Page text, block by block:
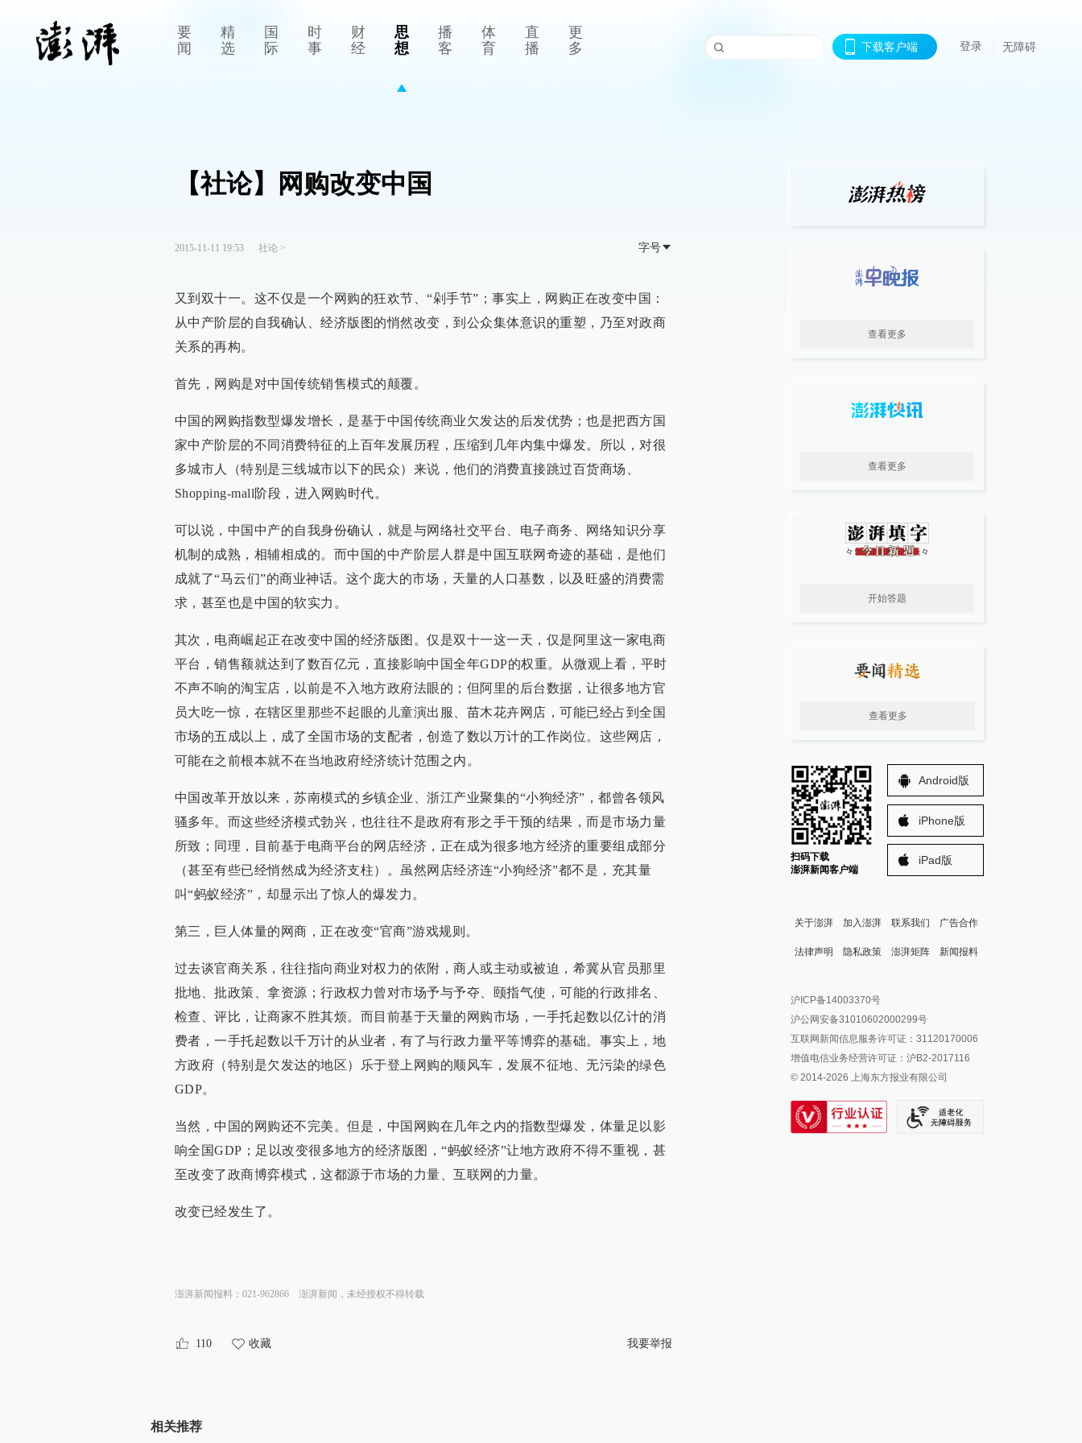
要
闻
精
选
国
际
时
事
财
经
思
想
播
客
体
育
直
播
更
多
下载客户端 登录 无障碍
【社论】网购改变中国
2015-11-11 19:53 社论 > 字号
又到双十一。这不仅是一个网购的狂欢节、“剁手节”；事实上，网购正在改变中国：
从中产阶层的自我确认、经济版图的悄然改变，到公众集体意识的重塑，乃至对政商
关系的再构。
首先，网购是对中国传统销售模式的颠覆。
中国的网购指数型爆发增长，是基于中国传统商业欠发达的后发优势；也是把西方国
家中产阶层的不同消费特征的上百年发展历程，压缩到几年内集中爆发。所以，对很
多城市人（特别是三线城市以下的民众）来说，他们的消费直接跳过百货商场、
Shopping-mall阶段，进入网购时代。
可以说，中国中产的自我身份确认，就是与网络社交平台、电子商务、网络知识分享
机制的成熟，相辅相成的。而中国的中产阶层人群是中国互联网奇迹的基础，是他们
成就了“马云们”的商业神话。这个庞大的市场，天量的人口基数，以及旺盛的消费需
求，甚至也是中国的软实力。
其次，电商崛起正在改变中国的经济版图。仅是双十一这一天，仅是阿里这一家电商
平台，销售额就达到了数百亿元，直接影响中国全年GDP的权重。从微观上看，平时
不声不响的淘宝店，以前是不入地方政府法眼的；但阿里的后台数据，让很多地方官
员大吃一惊，在辖区里那些不起眼的儿童演出服、苗木花卉网店，可能已经占到全国
市场的五成以上，成了全国市场的支配者，创造了数以万计的工作岗位。这些网店，
可能在之前根本就不在当地政府经济统计范围之内。
中国改革开放以来，苏南模式的乡镇企业、浙江产业聚集的“小狗经济”，都曾各领风
骚多年。而这些经济模式勃兴，也往往不是政府有形之手干预的结果，而是市场力量
所致；同理，目前基于电商平台的网店经济，正在成为很多地方经济的重要组成部分
（甚至有些已经悄然成为经济支柱）。虽然网店经济连“小狗经济”都不是，充其量
叫“蚂蚁经济”，却显示出了惊人的爆发力。
第三，巨人体量的网商，正在改变“官商”游戏规则。
过去谈官商关系，往往指向商业对权力的依附，商人或主动或被迫，希冀从官员那里
批地、批政策、拿资源；行政权力曾对市场予与予夺、颐指气使，可能的行政排名、
检查、评比，让商家不胜其烦。而目前基于天量的网购市场，一手托起数以亿计的消
费者，一手托起数以千万计的从业者，有了与行政力量平等博弈的基础。事实上，地
方政府（特别是欠发达的地区）乐于登上网购的顺风车，发展不征地、无污染的绿色
GDP。
当然，中国的网购还不完美。但是，中国网购在几年之内的指数型爆发，体量足以影
响全国GDP；足以改变很多地方的经济版图，“蚂蚁经济”让地方政府不得不重视，甚
至改变了政商博弈模式，这都源于市场的力量、互联网的力量。
改变已经发生了。
澎湃新闻报料：021-962866 澎湃新闻，未经授权不得转载
110 收藏 我要举报
相关推荐
查看更多
查看更多
开始答题
查看更多
扫码下载
澎湃新闻客户端
Android版
iPhone版
iPad版
关于澎湃 加入澎湃 联系我们 广告合作
法律声明 隐私政策 澎湃矩阵
澎湃新闻公众号
澎湃新闻抖音号
派生万物开放平台
IP SHANGHAI
SIXTH TONE
新闻报料
报料邮箱: news@thepaper.cn
沪ICP备14003370号
沪公网安备31010602000299号
互联网新闻信息服务许可证：31120170006
增值电信业务经营许可证：沪B2-2017116
© 2014-2026 上海东方报业有限公司